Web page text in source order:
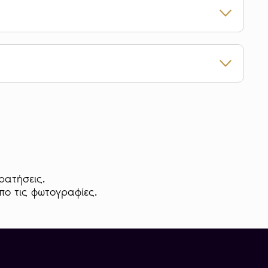
περιστοιχισμένα από παράσταση που
πυρσούς επί κλάδων δάφνης,
7 άστρων.
τις φωτογραφίες.